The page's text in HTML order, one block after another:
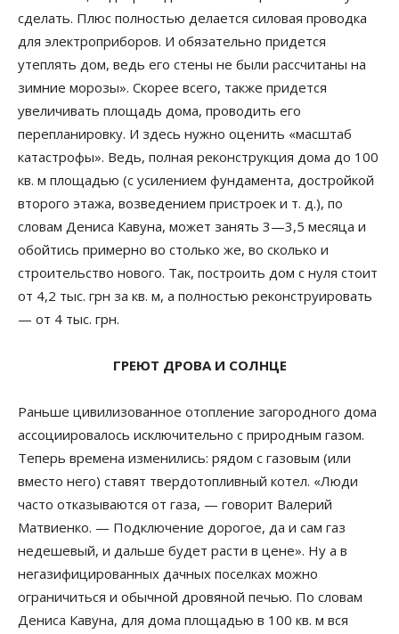
сделать. Плюс полностью делается силовая проводка
для электроприборов. И обязательно придется
утеплять дом, ведь его стены не были рассчитаны на
зимние морозы». Скорее всего, также придется
увеличивать площадь дома, проводить его
перепланировку. И здесь нужно оценить «масштаб
катастрофы». Ведь, полная реконструкция дома до 100
кв. м площадью (с усилением фундамента, достройкой
второго этажа, возведением пристроек и т. д.), по
словам Дениса Кавуна, может занять 3—3,5 месяца и
обойтись примерно во столько же, во сколько и
строительство нового. Так, построить дом с нуля стоит
от 4,2 тыс. грн за кв. м, а полностью реконструировать
— от 4 тыс. грн.
ГРЕЮТ ДРОВА И СОЛНЦЕ
Раньше цивилизованное отопление загородного дома
ассоциировалось исключительно с природным газом.
Теперь времена изменились: рядом с газовым (или
вместо него) ставят твердотопливный котел. «Люди
часто отказываются от газа, — говорит Валерий
Матвиенко. — Подключение дорогое, да и сам газ
недешевый, и дальше будет расти в цене». Ну а в
негазифицированных дачных поселках можно
ограничиться и обычной дровяной печью. По словам
Дениса Кавуна, для дома площадью в 100 кв. м вся